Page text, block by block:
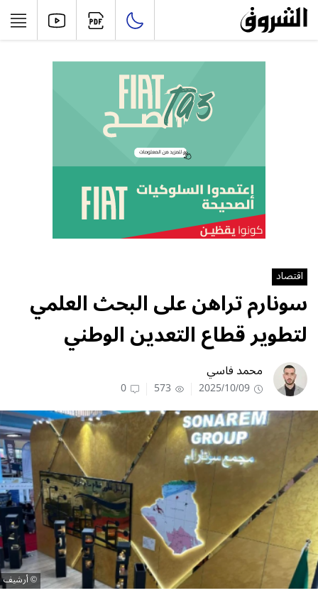
اقتصاد
سونارم تراهن على البحث العلمي
لتطوير قطاع التعدين الوطني
محمد فاسي
2025/10/09
573
0
أرشيف